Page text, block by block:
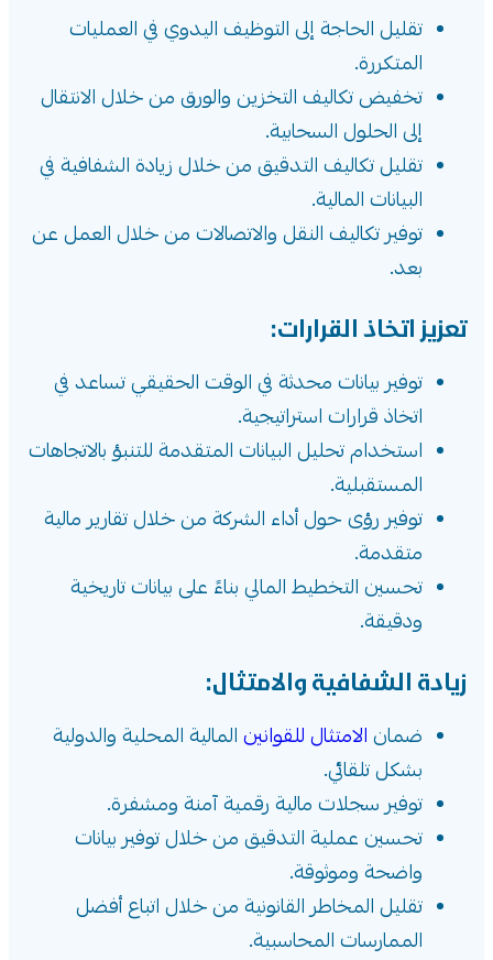
تقليل الحاجة إلى التوظيف اليدوي في العمليات
المتكررة.
تخفيض تكاليف التخزين والورق من خلال الانتقال
إلى الحلول السحابية.
تقليل تكاليف التدقيق من خلال زيادة الشفافية في
البيانات المالية.
توفير تكاليف النقل والاتصالات من خلال العمل عن
بعد.
تعزيز اتخاذ القرارات:
توفير بيانات محدثة في الوقت الحقيقي تساعد في
اتخاذ قرارات استراتيجية.
استخدام تحليل البيانات المتقدمة للتنبؤ بالاتجاهات
المستقبلية.
توفير رؤى حول أداء الشركة من خلال تقارير مالية
متقدمة.
تحسين التخطيط المالي بناءً على بيانات تاريخية
ودقيقة.
زيادة الشفافية والامتثال:
ضمان الامتثال للقوانين المالية المحلية والدولية
بشكل تلقائي.
توفير سجلات مالية رقمية آمنة ومشفرة.
تحسين عملية التدقيق من خلال توفير بيانات
واضحة وموثوقة.
تقليل المخاطر القانونية من خلال اتباع أفضل
الممارسات المحاسبية.